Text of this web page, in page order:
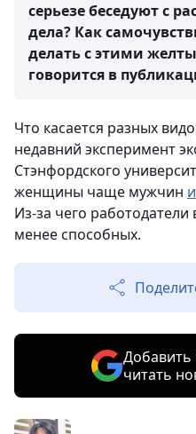
серьезе беседуют с
дела? Как
делать с этими
говорится в
Что касается разных
недавний эксперимент
Стэнфордского
женщины чаще мужчин
Из‑за чего
менее способных.
Добавить
читать